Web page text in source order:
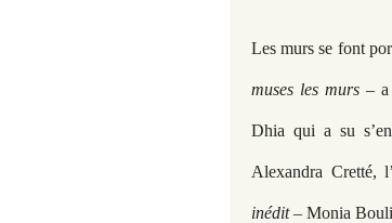
Les murs se font
muses les murs –
Dhia qui a su
Alexandra Cretté,
inédit– Monia